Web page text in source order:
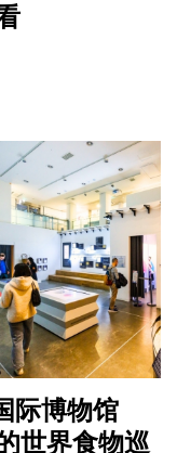
际博物馆
世界食物巡